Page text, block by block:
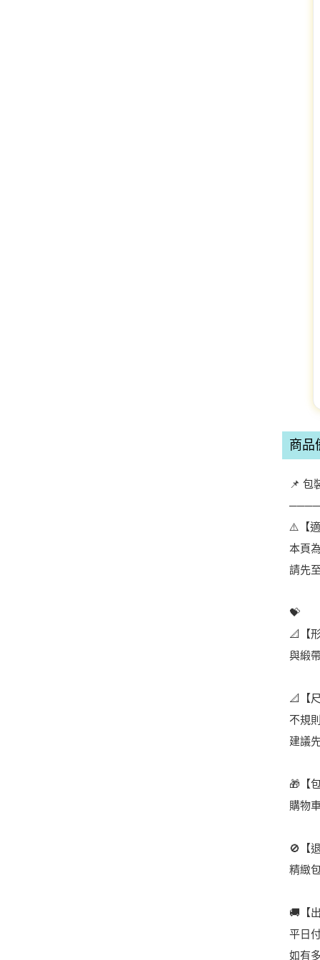
商品
📌 包
⚠️【
本頁
請先
💝
📐【
與緞
📐【
不規
建議
🎁【
購物
🚫【
精緻
🚚【
平日
如有